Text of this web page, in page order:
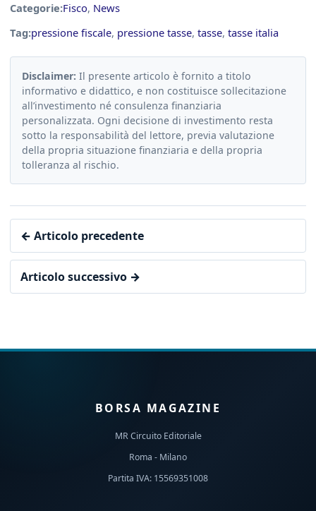
Categorie:Fisco, News
Tag:pressione fiscale, pressione tasse, tasse, tasse italia
Disclaimer: Il presente articolo è fornito a titolo
informativo e didattico, e non costituisce sollecitazione
all’investimento né consulenza finanziaria
personalizzata. Ogni decisione di investimento resta
sotto la responsabilità del lettore, previa valutazione
della propria situazione finanziaria e della propria
tolleranza al rischio.
← Articolo precedente
Articolo successivo →
BORSA MAGAZINE
MR Circuito Editoriale
Roma - Milano
Partita IVA: 15569351008